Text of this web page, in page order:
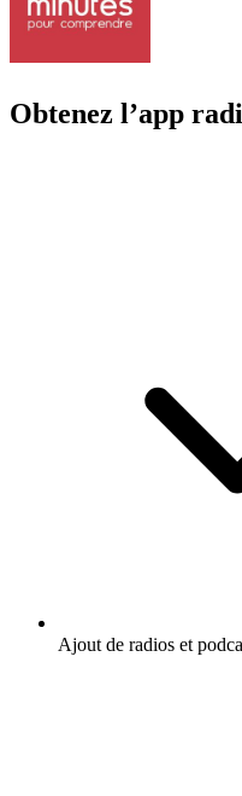
Obtenez l’app
Ajout de radios et